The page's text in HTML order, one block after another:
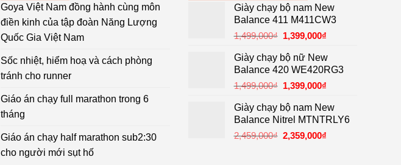
Goya Việt Nam đồng hành cùng môn
điền kinh của tập đoàn Năng Lượng
Quốc Gia Việt Nam
Sốc nhiệt, hiểm hoạ và cách phòng
tránh cho runner
Giáo án chạy full marathon trong 6
tháng
Giáo án chạy half marathon sub2:30
cho người mới sụt hố
Giày chạy bộ nam New
Balance 411 M411CW3
1,499,000₫ Giá
là:
1,499,000₫.
1,399,000₫
tại
là:
Giày chạy bộ nữ New
Balance 420 WE420RG3
1,499,000₫ Giá
là:
1,499,000₫.
1,399,000₫
tại
là:
Giày chạy bộ nam New
Balance Nitrel MTNTRLY6
2,459,000₫ Giá
2,359,000₫